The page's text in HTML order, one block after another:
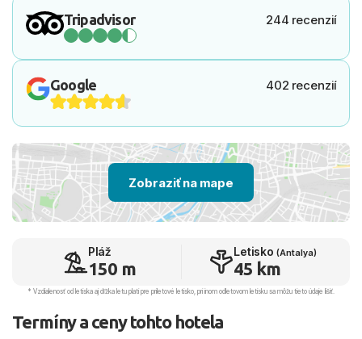
Tripadvisor 244 recenzií
Google 402 recenzií
Zobraziť na mape
Pláž
150 m
Letisko (Antalya)
45 km
* Vzdialenosť od letiska aj dľžka letu platí pre príletové letisko, pri inom odletovom letisku sa môžu tieto údaje líšiť.
Termíny a ceny tohto hotela